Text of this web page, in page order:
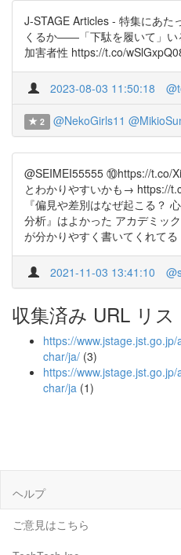
J-STAGE Articles - 特集にあた
くるか――「下駄を履いて」い
加害者性 https://t.co/
2023-08-03 11:50:18
2 @NekoGirls11
@SEIMEI55555 ⑩https://t.co/
とわかりやすいかも→ https://
『偏見や差別はなぜ起こる？
分析』はよかった アカデミッ
が分かりやすく書いてくれてる
2021-11-03 13:41:10
収集済み URL リス
https://
char/ja/ (3)
https://
char/ja (1)
ヘルプ
ご意見はこちら